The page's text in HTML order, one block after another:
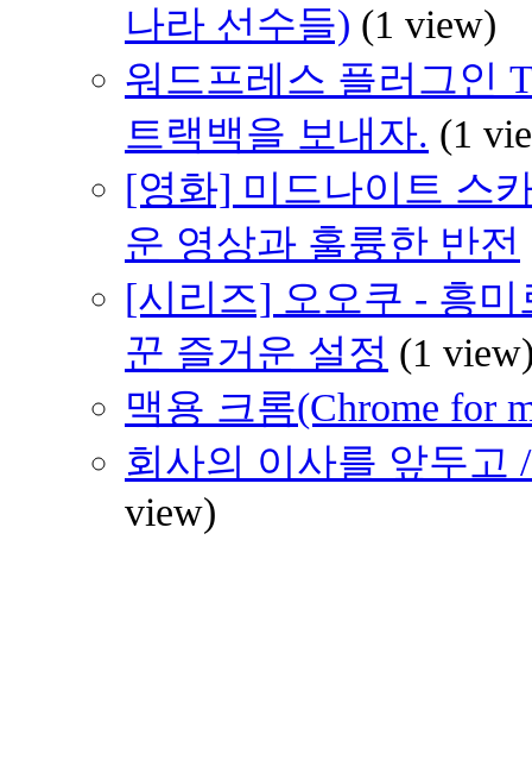
나라 선수들) (1 view)
워드프레스 플러그인
트랙백을 보내자. (1
[영화] 미드나이트 스
운 영상과 훌륭한 반전
[시리즈] 오오쿠 - 흥
꾼 즐거운 설정 (1
맥용 크롬(Chrome for
회사의 이사를 앞두고
view)